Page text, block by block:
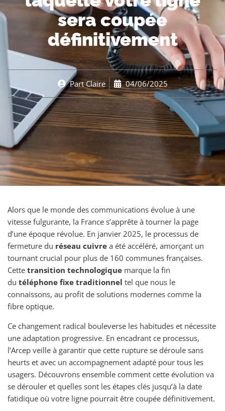
sera coupée
définitivement
PartClaire 04/06/2025
Alors que le monde des communications évolue à une
vitesse fulgurante, la France s’apprête à tourner la page
d’une époque révolue. En janvier 2025, le processus de
fermeture du réseau cuivre a été accéléré, amorçant un
tournant crucial pour plus de 160 communes françaises.
Cette transition technologique marque la fin
du téléphone fixe traditionnel tel que nous le
connaissons, au profit de solutions modernes comme la
fibre optique.
Ce changement radical bouleverse les habitudes et nécessite
une adaptation progressive. En encadrant ce processus,
l’Arcep veille à garantir que cette rupture se déroule sans
heurts et avec un accompagnement adapté pour tous les
usagers. Découvrons ensemble comment cette évolution va
se dérouler et quelles sont les étapes clés jusqu’à la date
fatidique où votre ligne pourrait être coupée définitivement.